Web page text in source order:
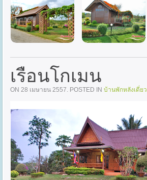
เรือนโกเมน
ON 28 เมษายน 2557. POSTED IN บ้านพักหลังเดี่ยว